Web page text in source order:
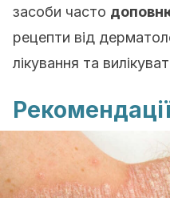
засоби часто
рецепти від
лікування та